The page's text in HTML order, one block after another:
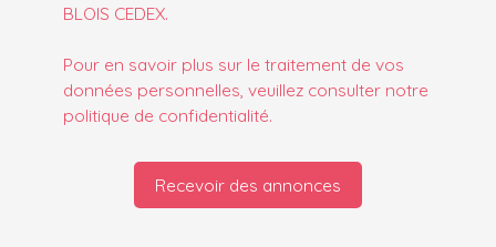
BLOIS CEDEX.
Pour en savoir plus sur le traitement de vos
données personnelles, veuillez consulter notre
politique de confidentialité.
Recevoir des annonces